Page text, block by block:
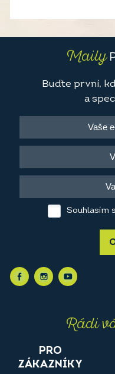
Maily
Buďte první,
a
Souhlasím
Rádi
PRO
ZÁKAZNÍKY